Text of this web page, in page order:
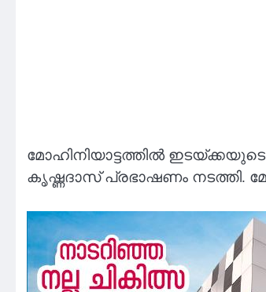
മോഹിനിയാട്ടത്തിൽ
കൃഷ്ണദാസ് പ്രഭാഷണം നടത്തി.